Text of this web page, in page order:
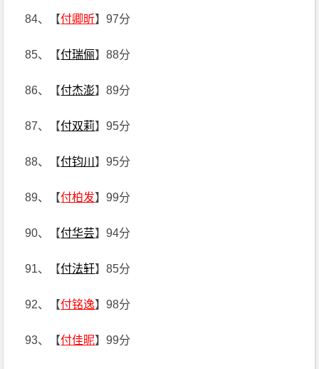
84、【付卿昕】97分
85、【付瑞俪】88分
86、【付杰澎】89分
87、【付双莉】95分
88、【付钧川 】95分
89、【付柏发】99分
90、【付华芸】94分
91、【付法轩】85分
92、【付铭逸】98分
93、【付佳昵】99分